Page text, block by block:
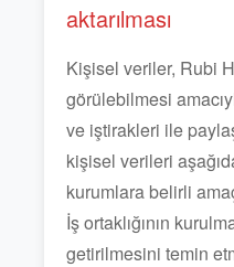
aktarılması
Kişisel veriler, Rubi
görülebilmesi
ve iştirakleri ile
kişisel verileri
kurumlara belirli
İş ortaklığının
getirilmesini temin